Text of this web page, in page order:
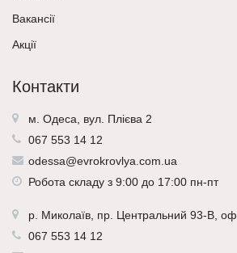
Вакансії
Акції
Контакти
м. Одеса, вул. Плієва 2
067 553 14 12
odessa@evrokrovlya.com.ua
Робота складу з 9:00 до 17:00 пн-пт
р. Миколаїв , пр. Центральний 93-В,
067 553 14 12